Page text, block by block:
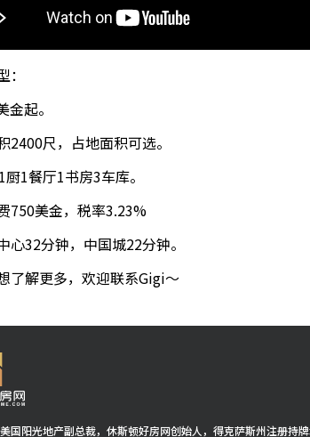
金起。
2400尺，占地面积可选。
1餐厅1书房3车库。
750美金，税率3.23%
心32分钟，中国城22分钟。
了解更多，欢迎联系Gigi～
国阳光地产副总裁，休斯顿好房网创始人，得克萨斯州注册持